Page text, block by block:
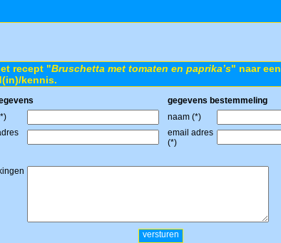
recept "Bruschetta met tomaten en paprika’s" naar een
kennis.
gegevens bestemmeling
naam (*)
email adres
(*)